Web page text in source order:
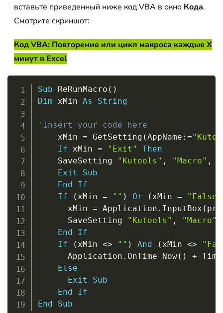
вставьте приведенный ниже код VBA в окно Кода.
Смотрите скриншот:
Код VBA: Повторение или цикл макроса каждые X
минут в Excel
Sub ReRunMacro ( )
Dim xMin As String
'Insert your code here
    xMin
= GetSetting (AppName : =
If xMin = "Exit"
Then
    SaveSetting
"Kutools" , "Macro" ,
Exit
Sub
End
If
If
( xMin = "" ) Or ( xMin = "False"
      xMin
= Application . InputBox (
      SaveSetting
"Kutools" , "Macro"
End
If
If
( xMin <> "" ) And ( xMin <>
      Application
. OnTime Now( ) +
Else
Exit
Sub
End
If
End
Sub